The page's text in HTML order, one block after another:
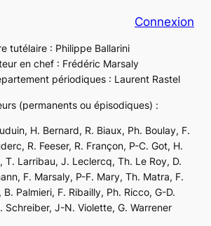
Connexion
tutélaire : Philippe Ballarini
en chef : Frédéric Marsaly
périodiques : Laurent Rastel
(permanents ou épisodiques) :
H. Bernard, R. Biaux, Ph. Boulay, F.
R. Feeser, R. Françon, P-C. Got, H.
T. Larribau, J. Leclercq, Th. Le Roy, D.
F. Marsaly, P-F. Mary, Th. Matra, F.
B. Palmieri, F. Ribailly, Ph. Ricco, G-D.
Schreiber, J-N. Violette, G. Warrener